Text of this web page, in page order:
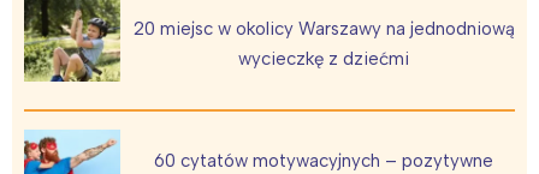
20 miejsc w okolicy Warszawy na jednodniową
wycieczkę z dziećmi
60 cytatów motywacyjnych – pozytywne